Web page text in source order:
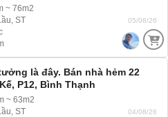
~ 76m2
ST
05/08/26
là đây. Bán nhà hẻm 22
P12, Bình Thạnh
~ 63m2
ST
04/08/26